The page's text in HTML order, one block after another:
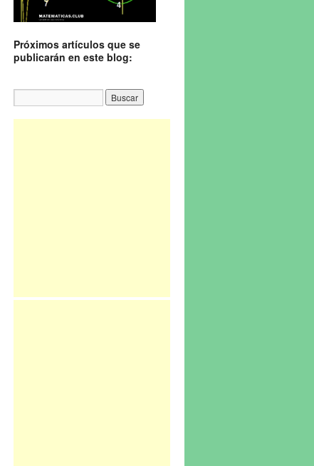
Próximos artículos que se
publicarán en este blog: